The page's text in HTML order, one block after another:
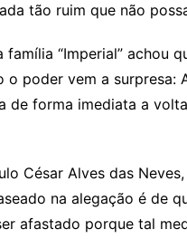
tão ruim que não
família “Imperial” achou
o poder vem a surpresa:
de forma imediata a
César Alves das
na alegação é de
afastado porque tal